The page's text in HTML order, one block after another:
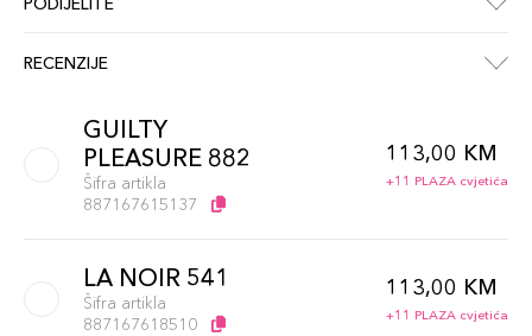
RECENZIJE
GUILTY
PLEASURE 882
Šifra artikla
887167615137
113,00 KM
+11 PLAZA cvjetića
LA NOIR 541
Šifra artikla
887167618510
113,00 KM
+11 PLAZA cvjetića